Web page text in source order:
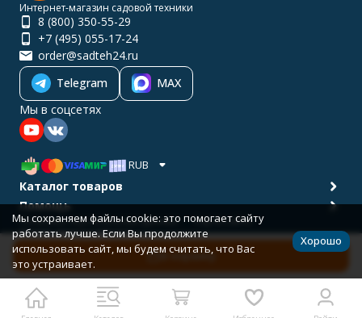
В корзину
Интернет-магазин садовой техники
8 (800) 350-55-29
+7 (495) 055-17-24
order@sadteh24.ru
Telegram
MAX
Мы в соцсетях
RUB
Каталог товаров
Помощь
Политика персональных данных
Карта сайта
© 2001-2026 САДТЕХ24
Разработано вbodysite.ru
Мы сохраняем файлы cookie: это помогает сайту
работать лучше. Если Вы продолжите
использовать сайт, мы будем считать, что Вас
это устраивает.
Хорошо